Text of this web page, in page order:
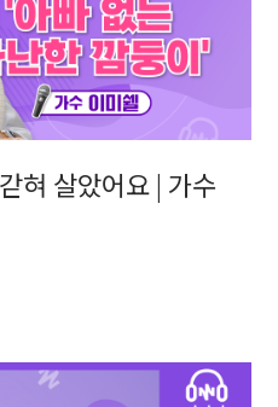
혀 살았어요 | 가수